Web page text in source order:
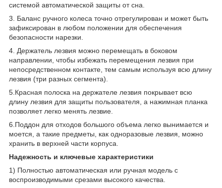
системой автоматической защиты от сна.
3. Баланс ручного колеса точно отрегулирован и может быть
зафиксирован в любом положении для обеспечения
безопасности нарезки.
4. Держатель лезвия можно перемещать в боковом
направлении, чтобы избежать перемещения лезвия при
непосредственном контакте, тем самым используя всю длину
лезвия (три разных сегмента).
5.Красная полоска на держателе лезвия покрывает всю
длину лезвия для защиты пользователя, а нажимная планка
позволяет легко менять лезвие.
6.Поддон для отходов большого объема легко вынимается и
моется, а такие предметы, как одноразовые лезвия, можно
хранить в верхней части корпуса.
Надежность и ключевые характеристики
1) Полностью автоматическая или ручная модель с
воспроизводимыми срезами высокого качества.